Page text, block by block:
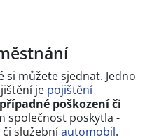
si můžete sjednat. Jedno
je pojištění
poškození či
společnost poskytla -
služebníautomobil.